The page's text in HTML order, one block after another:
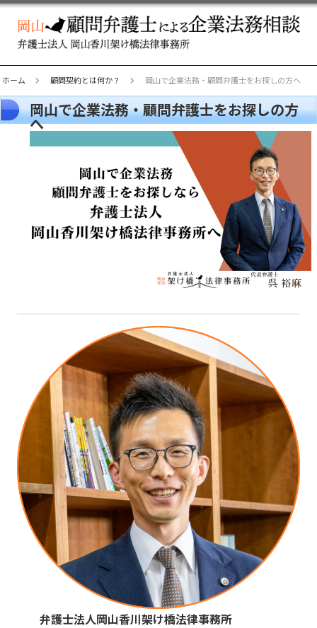
ホーム 顧問契約とは何か？ 岡山で企業法務・顧問弁護士をお探しの方へ
岡山で企業法務・顧問弁護士をお探しの方
へ
弁護士法人岡山香川架け橋法律事務所